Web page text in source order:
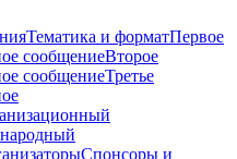
Тематика и форматПервое
сообщениеВторое
сообщениеТретье
Спонсоры и